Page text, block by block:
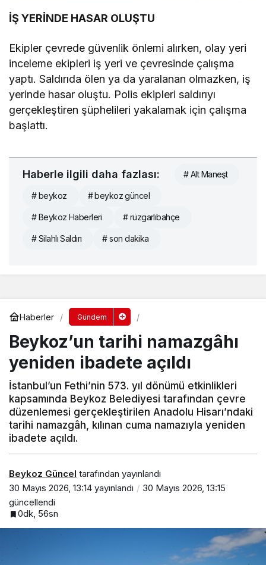
İŞ YERİNDE HASAR OLUŞTU
Ekipler çevrede güvenlik önlemi alırken, olay yeri
inceleme ekipleri iş yeri ve çevresinde çalışma
yaptı. Saldırıda ölen ya da yaralanan olmazken, iş
yerinde hasar oluştu. Polis ekipleri saldırıyı
gerçekleştiren şüphelileri yakalamak için çalışma
başlattı.
Haberle ilgili daha fazlası: # Alt Maneşt
# beykoz # beykoz güncel
# Beykoz Haberleri # rüzgarlıbahçe
# Silahlı Saldırı # son dakika
Haberler Gündem
Beykoz’un tarihi namazgâhı
yeniden ibadete açıldı
İstanbul’un Fethi’nin 573. yıl dönümü etkinlikleri
kapsamında Beykoz Belediyesi tarafından çevre
düzenlemesi gerçekleştirilen Anadolu Hisarı’ndaki
tarihi namazgâh, kılınan cuma namazıyla yeniden
ibadete açıldı.
Beykoz Güncel tarafından yayınlandı
30 Mayıs 2026, 13:14 yayınlandı
30 Mayıs 2026, 13:15
güncellendi
0dk, 56sn